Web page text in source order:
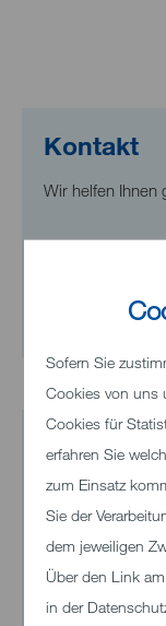
Sofern Sie
Cookies von uns
Cookies für
erfahren Sie
zum Einsatz
Sie der
dem jeweiligen
Über den Link
in der
Kontakt
Wir helfen Ihnen
Telefon+49
E-Mail
Klinikum